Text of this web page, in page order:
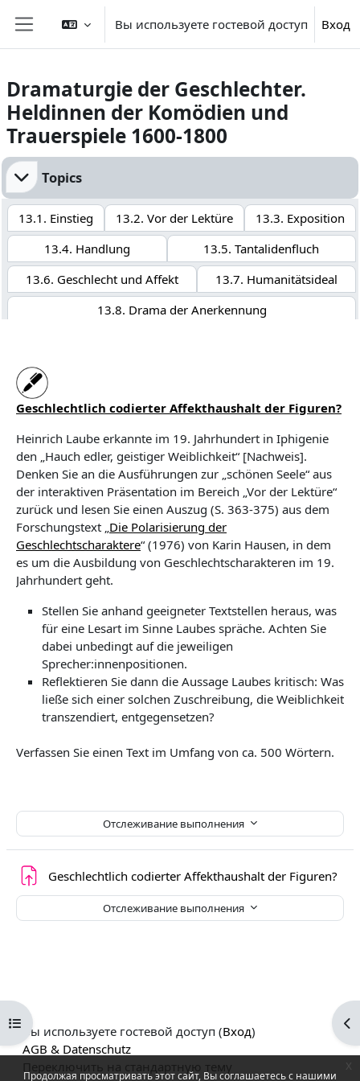
Перейти к основному содержанию
Продолжая просматривать этот сайт, Вы соглашаетесь с нашими
Боковая панель
Вы используете гостевой доступ Вход
Открыть оглавление курса
Dramaturgie der Geschlechter.
Heldinnen der Komödien und
Trauerspiele 1600-1800
Section outline
Topics
13.1. Einstieg 13.2. Vor der Lektüre
13.3. Exposition
13.4. Handlung
13.5. Tantalidenfluch
13.6. Geschlecht und Affekt
13.7. Humanitätsideal
13.8. Drama der Anerkennung
Отслеживание выполнения
Geschlechtlich codierter Affekthaushalt der Figuren?
Heinrich Laube erkannte im 19. Jahrhundert in Iphigenie
den „Hauch edler, geistiger Weiblichkeit“ [Nachweis].
Denken Sie an die Ausführungen zur „schönen Seele“ aus
der interaktiven Präsentation im Bereich „Vor der Lektüre“
zurück und lesen Sie einen Auszug (S. 363-375) aus dem
Forschungstext „Die Polarisierung der
Geschlechtscharaktere“ (1976) von Karin Hausen, in dem
es um die Ausbildung von Geschlechtscharakteren im 19.
Jahrhundert geht.
Stellen Sie anhand geeigneter Textstellen heraus, was
für eine Lesart im Sinne Laubes spräche. Achten Sie
dabei unbedingt auf die jeweiligen
Sprecher:innenpositionen.
Reflektieren Sie dann die Aussage Laubes kritisch: Was
ließe sich einer solchen Zuschreibung, die Weiblichkeit
transzendiert, entgegensetzen?
Verfassen Sie einen Text im Umfang von ca. 500 Wörtern.
Geschlechtlich codierter Affekthaushalt der Figuren?
Отслеживание выполнения
Вы используете гостевой доступ (Вход)
AGB & Datenschutz
Переключить на стандартную тему